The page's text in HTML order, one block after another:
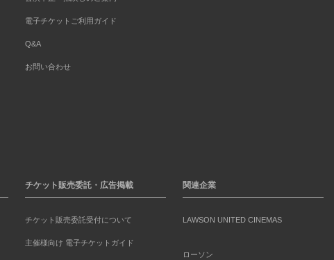
電子チケットご利用ガイド
Q&A
お問い合わせ
チケット販売委託・広告掲載
チケット販売委託受付について
主催様向け 電子チケットガイド
関連企業
LAWSON UNITED CINEMAS
ローソン